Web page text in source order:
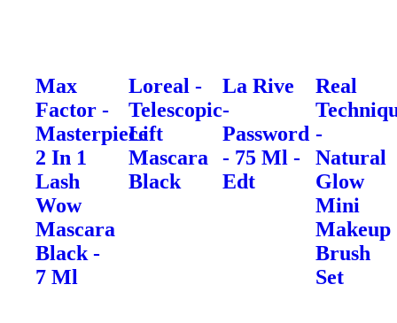
Max
Factor -
Masterpiece
2 In 1
Lash
Wow
Mascara
Black -
7 Ml
Loreal -
Telescopic
Lift
Mascara
Black
La Rive
-
Password
- 75 Ml -
Edt
Real
-
Natural
Glow
Mini
Makeup
Brush
Set